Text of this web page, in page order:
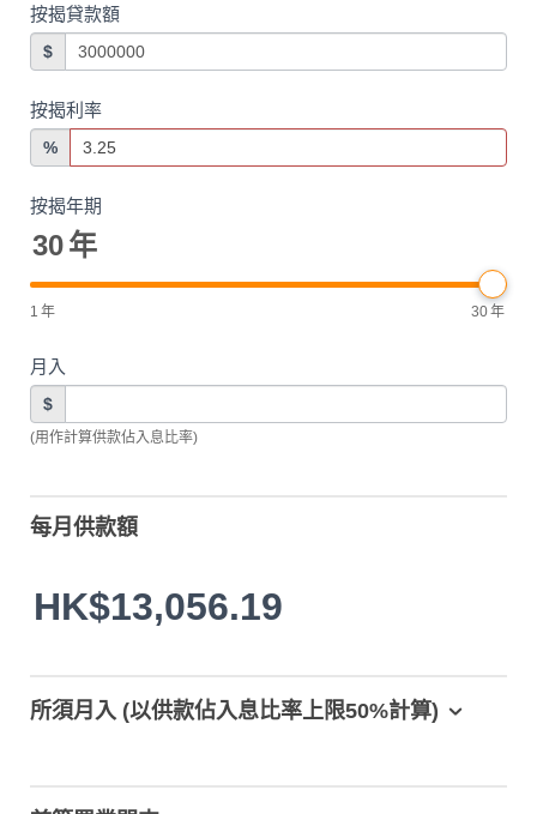
按揭貸款額
$
按揭利率
%
按揭年期
30年
1 年 30年
月入
$
(用作計算供款佔入息比率)
每月供款額
HK$13,056.19
所須月入 (以供款佔入息比率上限50%計算)